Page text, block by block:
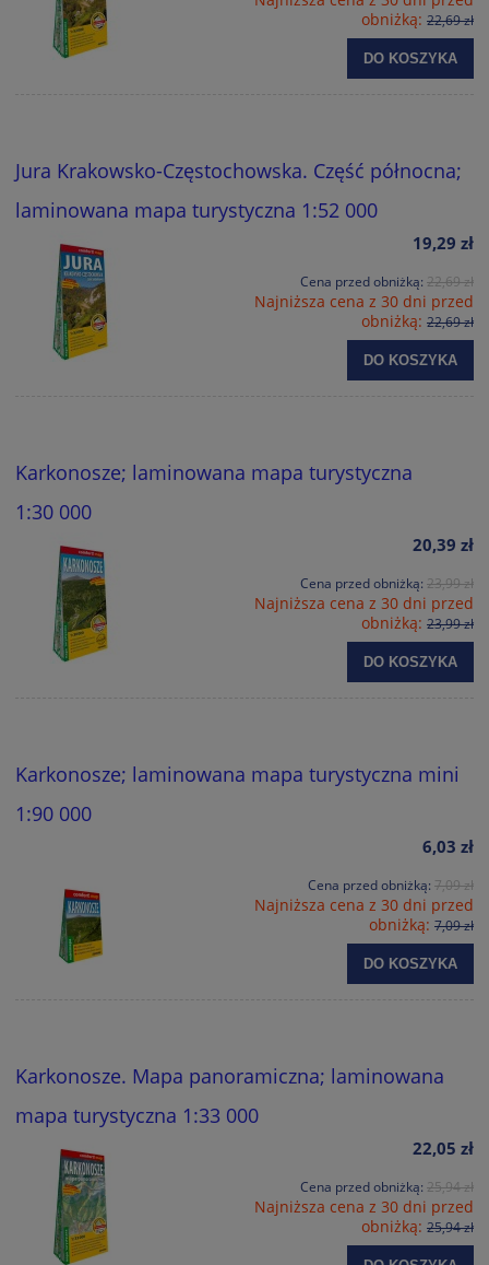
obniżką: 22,69 zł
DO KOSZYKA
Jura Krakowsko-Częstochowska. Część północna;
laminowana mapa turystyczna 1:52 000
19,29 zł
Cena przed obniżką: 22,69 zł
Najniższa cena z 30 dni przed
obniżką: 22,69 zł
DO KOSZYKA
Karkonosze; laminowana mapa turystyczna
1:30 000
20,39 zł
Cena przed obniżką: 23,99 zł
Najniższa cena z 30 dni przed
obniżką: 23,99 zł
DO KOSZYKA
Karkonosze; laminowana mapa turystyczna mini
1:90 000
6,03 zł
Cena przed obniżką: 7,09 zł
Najniższa cena z 30 dni przed
obniżką: 7,09 zł
DO KOSZYKA
Karkonosze. Mapa panoramiczna; laminowana
mapa turystyczna 1:33 000
22,05 zł
Cena przed obniżką: 25,94 zł
Najniższa cena z 30 dni przed
obniżką: 25,94 zł